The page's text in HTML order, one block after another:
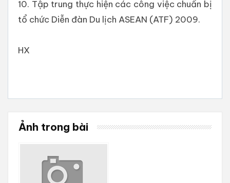
10. Tập trung thực hiện các công việc chuẩn bị
tổ chức Diễn đàn Du lịch ASEAN (ATF) 2009.
HX
Ảnh trong bài